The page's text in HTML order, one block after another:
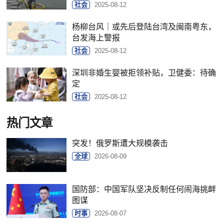
社会 2025-08-12
杨柳台风｜或先后登陆台湾及闽南粤东，
台发海上警报
社会 2025-08-12
深圳非婚生婴被拒领补贴，卫健委：待确
定
社会 2025-08-12
热门文章
突发！俄罗斯遭大规模袭击
全球 2026-08-09
国防部：中国军队坚决反制任何闹海挑衅
图谋
时事 2026-08-07